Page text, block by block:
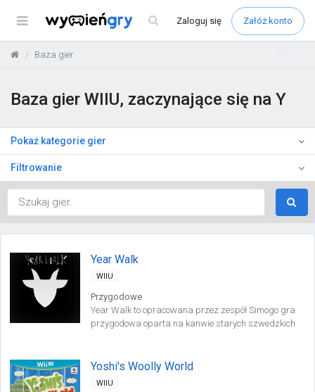
Menu Zaloguj się Załóż konto
Baza gier
Baza gier WIIU, zaczynające się na Y
Pokaż kategorie gier
Filtrowanie
Year Walk
WIIU
Przygodowe
Year Walk to opracowana przez zespół Simogo gra
przygodowa oparta na kanwie starych szwedzkich
Yoshi's Woolly World
WIIU